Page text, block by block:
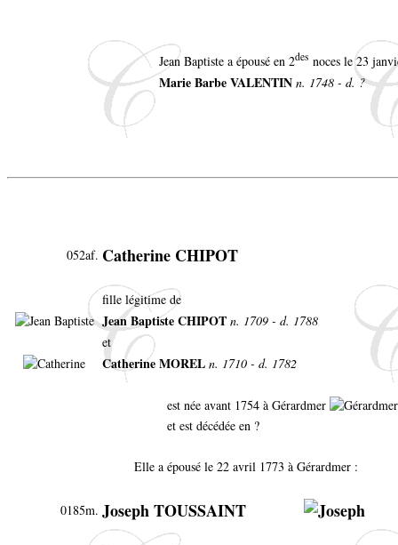
Jean Baptiste a épousé en 2des noces le 23
Marie Barbe VALENTIN n. 1748 - d. ?
052af. Catherine CHIPOT
fille légitime de
Jean Baptiste CHIPOT n. 1709 - d. 1788
et
Catherine MOREL n. 1710 - d. 1782
est née avant 1754 à Gérardmer
et est décédée en ?
Elle a épousé le 22 avril 1773 à Gérardmer :
0185m. Joseph TOUSSAINT